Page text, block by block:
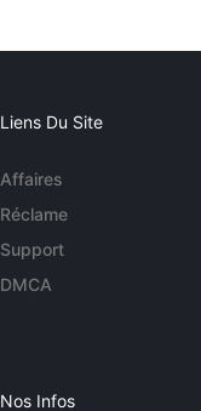
Liens Du Site
Affaires
Réclame
Support
DMCA
Nos Infos